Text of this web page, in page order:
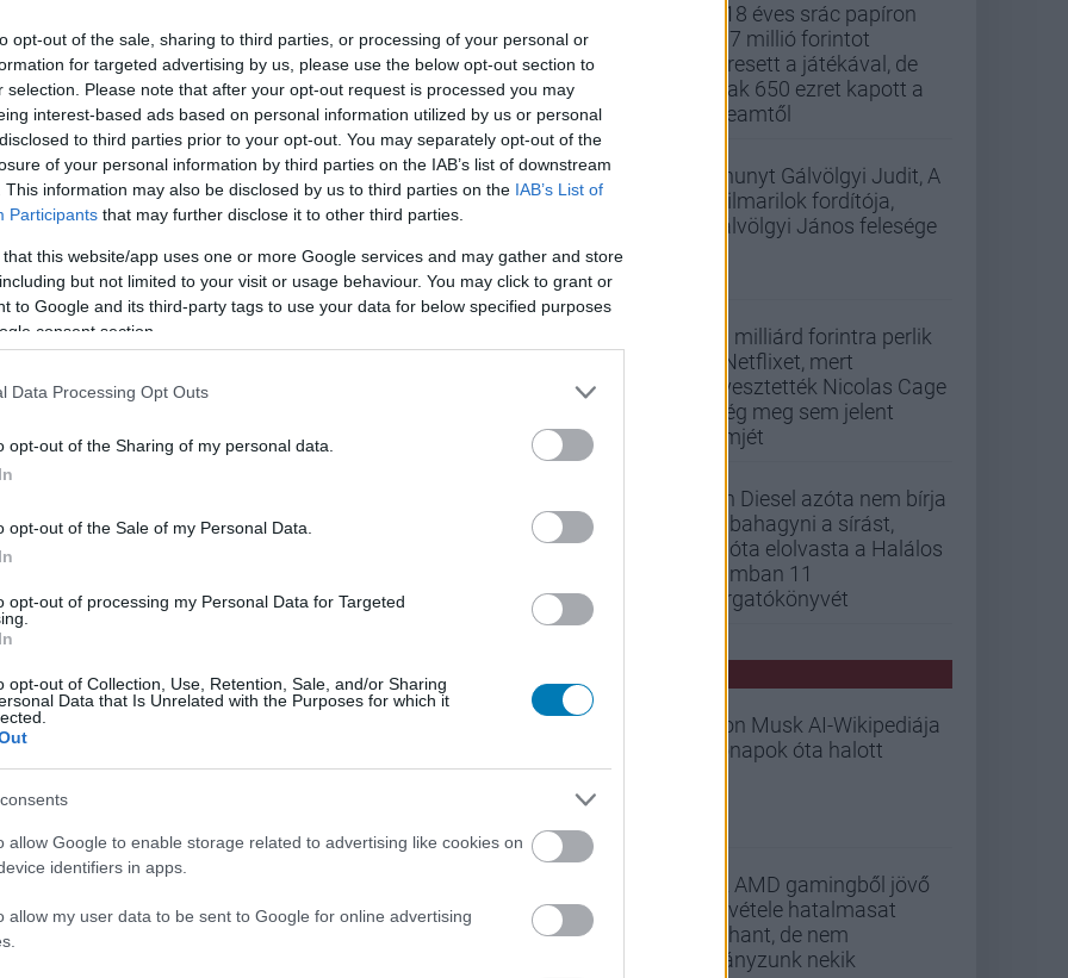
opt-out of the sale, sharing to third parties, or processing of your personal or
for targeted advertising by us, please use the below opt-out section to
selection. Please note that after your opt-out request is processed you may
interest-based ads based on personal information utilized by us or personal
to third parties prior to your opt-out. You may separately opt-out of the
of your personal information by third parties on the IAB’s list of downstream
This information may also be disclosed by us to third parties on the IAB’s List of
Participants that may further disclose it to other third parties.
that this website/app uses one or more Google services and may gather and store
but not limited to your visit or usage behaviour. You may click to grant or
to Google and its third-party tags to use your data for below specified purposes
consent section.
Data Processing Opt Outs
opt-out of the Sharing of my personal data.
opt-out of the Sale of my Personal Data.
opt-out of processing my Personal Data for Targeted
opt-out of Collection, Use, Retention, Sale, and/or Sharing
Data that Is Unrelated with the Purposes for which it
allow Google to enable storage related to advertising like cookies on
identifiers in apps.
allow my user data to be sent to Google for online advertising
nehéz volt, mert a forgatás előtt teljesen
magát, keveset beszélt a családjával, és próbálta
a karaktert jellemezte. Úgy érezte, Erik sosem
fulladt rendszerek formálták, ezek táplálták
oldalán szerepelt, mint a néhai Chadwick
Daniel Kaluuya, Letitia Wright és Winston
1,34 milliárd dolláros bevételt termelt, és a
filmes szerepek nemcsak szakmai kihívást
feldolgozása sokszor a kamera leállása után
A 18 éves srác papíron
437 millió forintot
keresett a játékával, de
csak 650 ezret kapott a
Steamtől
Elhunyt Gálvölgyi Judit, A
szilmarilok fordítója,
Gálvölgyi János felesége
33 milliárd forintra perlik
a Netflixet, mert
elvesztették Nicolas Cage
még meg sem jelent
filmjét
Vin Diesel azóta nem bírja
abbahagyni a sírást,
mióta elolvasta a Halálos
iramban 11
forgatókönyvét
Elon Musk AI-Wikipediája
hónapok óta halott
Az AMD gamingből jövő
bevétele hatalmasat
zuhant, de nem
hiányzunk nekik